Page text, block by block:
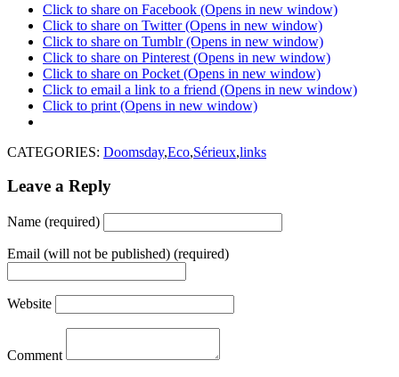
Click to share on Facebook (Opens in new window)
Click to share on Twitter (Opens in new window)
Click to share on Tumblr (Opens in new window)
Click to share on Pinterest (Opens in new window)
Click to share on Pocket (Opens in new window)
Click to email a link to a friend (Opens in new window)
Click to print (Opens in new window)
CATEGORIES: Doomsday,Eco,Sérieux,links
Leave a Reply
Name (required)
Email (will not be published) (required)
Website
Comment